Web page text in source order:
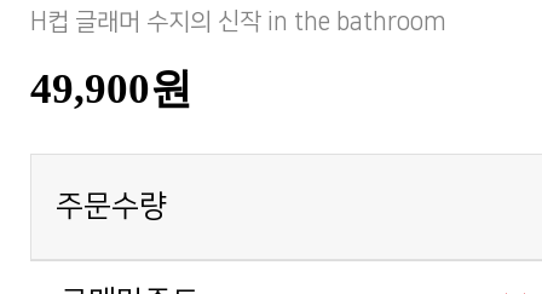
H컵 글래머 수지의 신작 in the bathroom
49,900원
주문수량